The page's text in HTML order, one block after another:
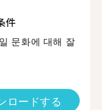
件
문화에 대해 잘
ロードする